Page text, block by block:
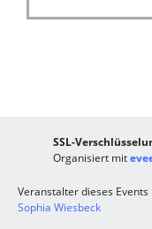
SSL-
Organisiert mit
Veranstalter dieses Events
Sophia Wiesbeck